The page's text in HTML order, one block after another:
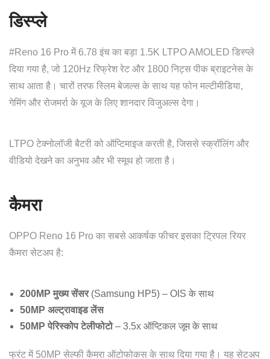
डिस्प्ले
#Reno 16 Pro में 6.78 इंच का बड़ा 1.5K LTPO AMOLED डिस्प्ले
दिया गया है, जो 120Hz रिफ्रेश रेट और 1800 निट्स पीक ब्राइटनेस के
साथ आता है। चारों तरफ स्लिम बेजल्स के साथ यह फोन मल्टीमीडिया,
गेमिंग और रोजमर्रा के यूज के लिए शानदार विजुअल्स देगा।
LTPO टेक्नोलॉजी बैटरी को ऑप्टिमाइज करती है, जिससे स्क्रॉलिंग और
वीडियो देखने का अनुभव और भी स्मूथ हो जाता है।
कैमरा
OPPO Reno 16 Pro का सबसे आकर्षक फीचर इसका ट्रिपल रियर
कैमरा सेटअप है:
200MP मुख्य सेंसर(Samsung HP5) – OIS के साथ
50MP अल्ट्रावाइड लेंस
50MP पेरिस्कोप टेलीफोटो– 3.5x ऑप्टिकल जूम के साथ
फ्रंट में 50MP सेल्फी कैमरा ऑटोफोकस के साथ दिया गया है। यह सेटअप